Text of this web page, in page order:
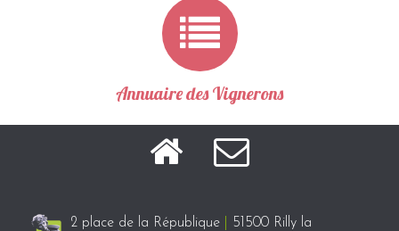
Annuaire des Vignerons
2 place de la République
51500 Rilly la